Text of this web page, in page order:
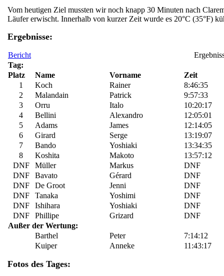
Vom heutigen Ziel mussten wir noch knapp 30 Minuten nach
Läufer erwischt. Innerhalb von kurzer Zeit wurde es 20°C (35°F)
Ergebnisse:
Bericht
Tag:
Platz
Name Vorname
Zeit
1
Koch Rainer
8:46:35
2
Malandain Patrick
9:57:33
3
Orru Italo
10:20:17
4
Bellini Alexandro
12:05:01
5
Adams James
12:14:05
6
Girard Serge
13:19:07
7
Bando Yoshiaki
13:34:35
8
Koshita Makoto
13:57:12
DNF
Müller Markus
DNF
DNF
Bavato Gérard
DNF
DNF
De Groot Jenni
DNF
DNF
Tanaka Yoshimi
DNF
DNF
Ishihara Yoshiaki
DNF
DNF
Phillipe Grizard
DNF
Außer der Wertung:
Barthel
Peter
7:14:12
Kuiper
Anneke 11:43:17
Fotos des Tages: